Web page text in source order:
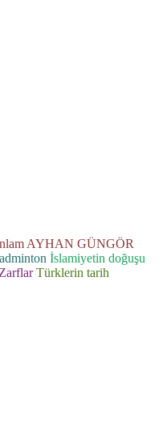
AYHAN GÜNGÖR
İslamiyetin doğuşu
Zarflar Türklerin tarih